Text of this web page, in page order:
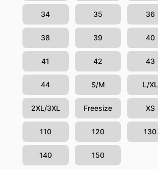
34 35 36
38 39 40
41 42 43
44 S/M L/XL
2XL/3XL Freesize XS
110 120 130
140 150